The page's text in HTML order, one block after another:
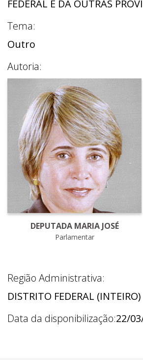
FEDERAL E DÁ OUTRAS
Tema:
Outro
Autoria:
DEPUTADA MARIA JOSÉ
Parlamentar
Região Administrativa:
DISTRITO FEDERAL (INTEIRO)
Data da disponibilização:22/